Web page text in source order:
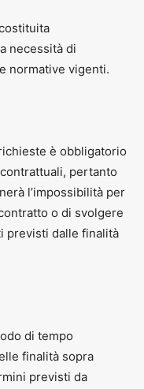
necessità di
normative vigenti.
è obbligatorio
pertanto
l’impossibilità per
o di svolgere
previsti dalle finalità
di tempo
finalità sopra
previsti da